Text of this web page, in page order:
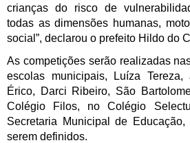
crianças do risco de
todas as dimensões humanas,
social”, declarou o prefeito Hildo do
As competições serão realizadas
escolas municipais, Luíza Tereza,
Érico, Darci Ribeiro, São
Colégio Filos, no Colégio
Secretaria Municipal de
serem definidos.